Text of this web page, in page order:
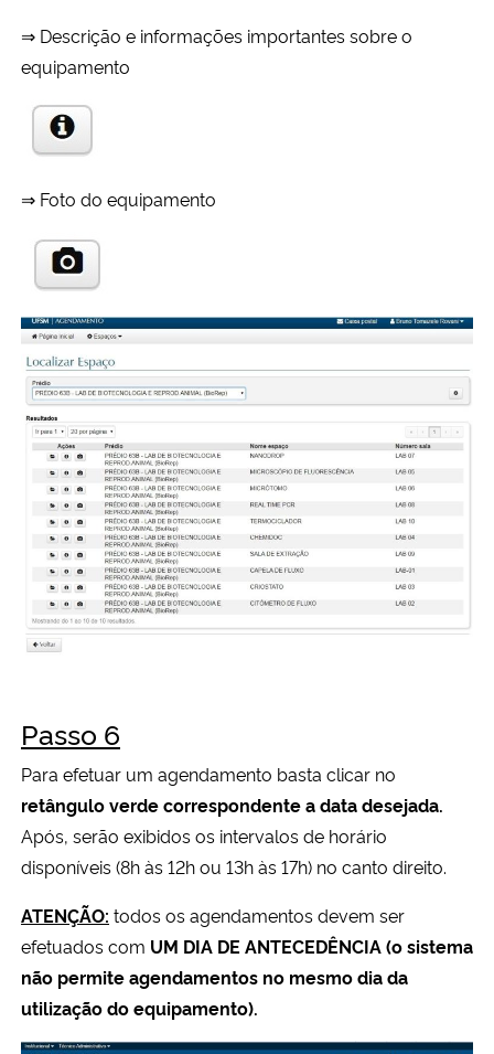
⇒ Descrição e informações importantes sobre o
equipamento
⇒ Foto do equipamento
Passo 6
Para efetuar um agendamento basta clicar no
retângulo verde correspondente a data desejada.
Após, serão exibidos os intervalos de horário
disponíveis (8h às 12h ou 13h às 17h) no canto direito.
ATENÇÃO: todos os agendamentos devem ser
efetuados com UM DIA DE ANTECEDÊNCIA (o sistema
não permite agendamentos no mesmo dia da
utilização do equipamento).